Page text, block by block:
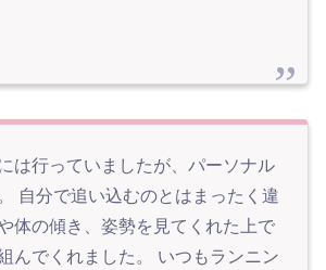
は行っていましたが、パーソナル
自分で追い込むのとはまったく違
体の傾き、姿勢を見てくれた上で
んでくれました。 いつもランニン